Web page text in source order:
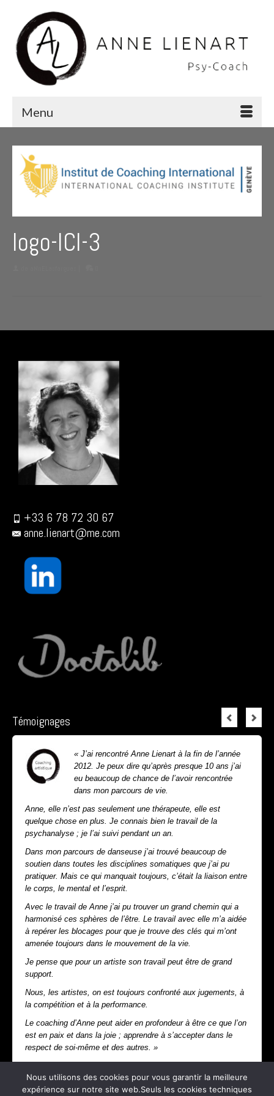
Menu
logo-ICI-3
+33 6 78 72 30 67
anne.lienart@me.com
Témoignages
« J’ai rencontré Anne Lienart à la fin de l’année
2012. Je peux dire qu’après presque 10 ans j’ai
eu beaucoup de chance de l’avoir rencontrée
dans mon parcours de vie.
Anne, elle n’est pas seulement une thérapeute, elle est
quelque chose en plus. Je connais bien le travail de la
psychanalyse ; je l’ai suivi pendant un an.
Dans mon parcours de danseuse j’ai trouvé beaucoup de
soutien dans toutes les disciplines somatiques que j’ai pu
pratiquer. Mais ce qui manquait toujours, c’était la liaison entre
le corps, le mental et l’esprit.
Avec le travail de Anne j’ai pu trouver un grand chemin qui a
harmonisé ces sphères de l’être. Le travail avec elle m’a aidée
à repérer les blocages pour que je trouve des clés qui m’ont
amenée toujours dans le mouvement de la vie.
Je pense que pour un artiste son travail peut être de grand
support.
Nous, les artistes, on est toujours confronté aux jugements, à
la compétition et à la performance.
Le coaching d’Anne peut aider en profondeur à être ce que l’on
est en paix et dans la joie ; apprendre à s’accepter dans le
respect de soi-même et des autres. »
Lire la suite...
Nous utilisons des cookies pour vous garantir la meilleure
expérience sur notre site web.Seuls les cookies techniques